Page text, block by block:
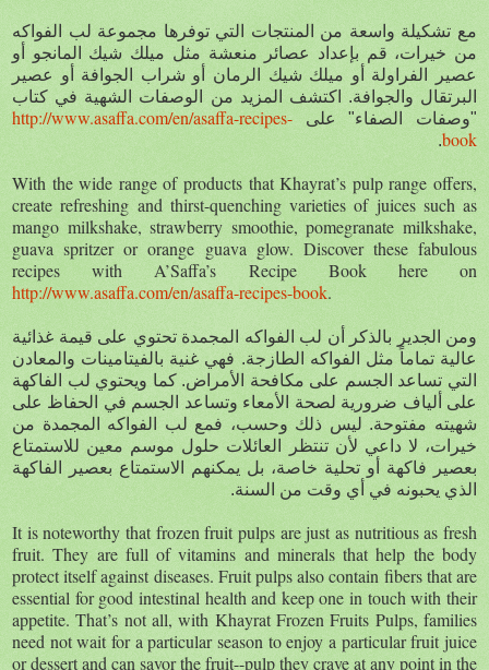
مع تشكيلة واسعة من المنتجات التي توفرها مجموعة لب الفواكه
من خيرات، قم بإعداد عصائر منعشة مثل ميلك شيك المانجو أو
عصير الفراولة أو ميلك شيك الرمان أو شراب الجوافة أو عصير
البرتقال والجوافة. اكتشف المزيد من الوصفات الشهية في كتاب
"وصفات الصفاء" على http://www.asaffa.com/en/asaffa-recipes-
book
.
With the wide range of products that Khayrat’s pulp range offers,
create refreshing and thirst-quenching varieties of juices such as
mango milkshake, strawberry smoothie, pomegranate milkshake,
guava spritzer or orange guava glow. Discover these fabulous
recipes with A’Saffa’s Recipe Book here on
http://www.asaffa.com/en/asaffa-recipes-book.
ومن الجدير بالذكر أن لب الفواكه المجمدة تحتوي على قيمة غذائية
عالية تماماً مثل الفواكه الطازجة. فهي غنية بالفيتامينات والمعادن
التي تساعد الجسم على مكافحة الأمراض. كما ويحتوي لب الفاكهة
على ألياف ضرورية لصحة الأمعاء وتساعد الجسم في الحفاظ على
شهيته مفتوحة. ليس ذلك وحسب، فمع لب الفواكه المجمدة من
خيرات، لا داعي لأن تنتظر العائلات حلول موسم معين للاستمتاع
بعصير فاكهة أو تحلية خاصة، بل يمكنهم الاستمتاع بعصير الفاكهة
الذي يحبونه في أي وقت من السنة.
It is noteworthy that frozen fruit pulps are just as nutritious as fresh
fruit. They are full of vitamins and minerals that help the body
protect itself against diseases. Fruit pulps also contain fibers that are
essential for good intestinal health and keep one in touch with their
appetite. That’s not all, with Khayrat Frozen Fruits Pulps, families
need not wait for a particular season to enjoy a particular fruit juice
or dessert and can savor the fruit--pulp they crave at any point in the